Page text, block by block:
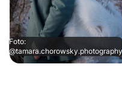
Foto:
@tamara.chorowsky.photography